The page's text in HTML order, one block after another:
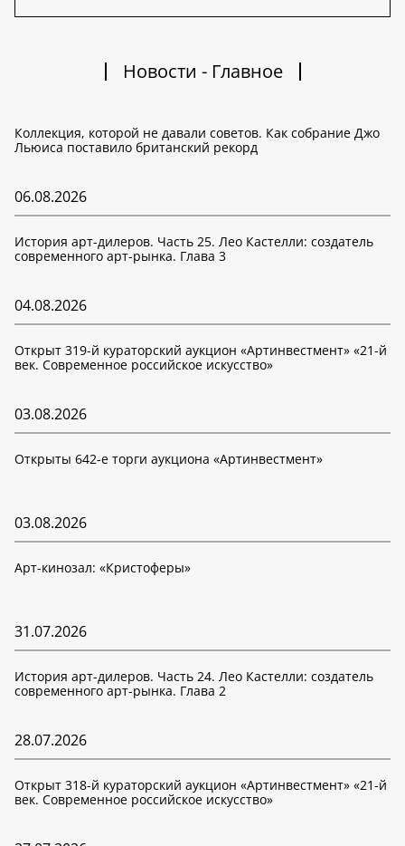
Новости - Главное
Коллекция, которой не давали советов. Как собрание Джо
Льюиса поставило британский рекорд
06.08.2026
История арт-дилеров. Часть 25. Лео Кастелли: создатель
современного арт-рынка. Глава 3
04.08.2026
Открыт 319-й кураторский аукцион «Артинвестмент» «21-й
век. Современное российское искусство»
03.08.2026
Открыты 642-е торги аукциона «Артинвестмент»
03.08.2026
Арт-кинозал: «Кристоферы»
31.07.2026
История арт-дилеров. Часть 24. Лео Кастелли: создатель
современного арт-рынка. Глава 2
28.07.2026
Открыт 318-й кураторский аукцион «Артинвестмент» «21-й
век. Современное российское искусство»